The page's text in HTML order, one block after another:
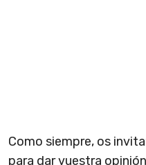
Como siempre, os
para dar vuestra